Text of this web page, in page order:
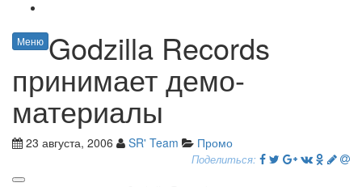
Меню Godzilla Records
принимает демо-
материалы
23 августа, 2006 SR' Team Промо
Поделиться: